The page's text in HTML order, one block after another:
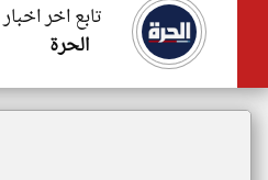
تابع اخر
الحرة